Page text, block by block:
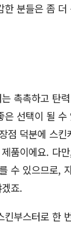
분들은 좀 더
촉촉하고 탄
은 선택이 될 수
점 덕분에 스킨
품이에요. 다
수 있으므로,
죠.
킨부스터로 한